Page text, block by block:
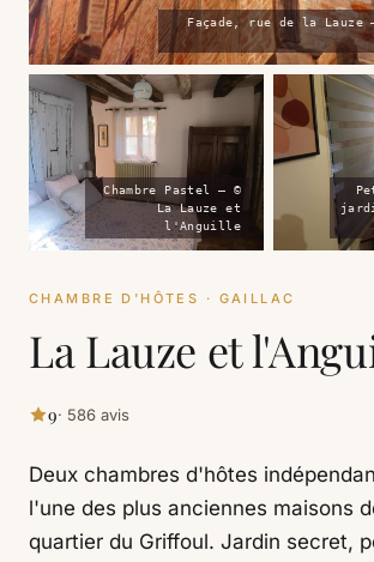
Façade, rue de la Lauze
Chambre Pastel — ©
La Lauze et
l'Anguille
CHAMBRE D'HÔTES · GAILLAC
La Lauze et
9· 586 avis
Deux chambres d'hôtes
l'une des plus anciennes maisons
quartier du Griffoul. Jardin secret,